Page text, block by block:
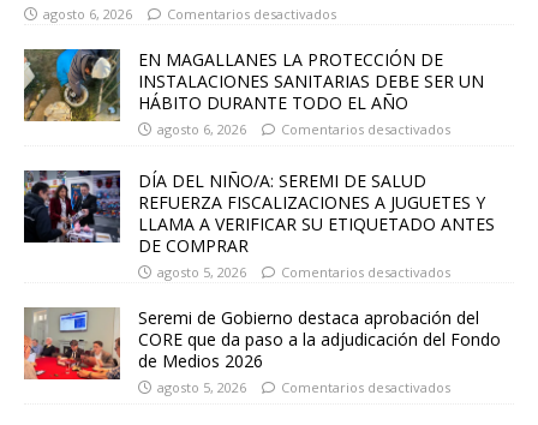
agosto 6, 2026 Comentarios desactivados
EN MAGALLANES LA PROTECCIÓN DE
INSTALACIONES SANITARIAS DEBE SER UN
HÁBITO DURANTE TODO EL AÑO
agosto 6, 2026 Comentarios desactivados
DÍA DEL NIÑO/A: SEREMI DE SALUD
REFUERZA FISCALIZACIONES A JUGUETES Y
LLAMA A VERIFICAR SU ETIQUETADO ANTES
DE COMPRAR
agosto 5, 2026 Comentarios desactivados
Seremi de Gobierno destaca aprobación del
CORE que da paso a la adjudicación del Fondo
de Medios 2026
agosto 5, 2026 Comentarios desactivados